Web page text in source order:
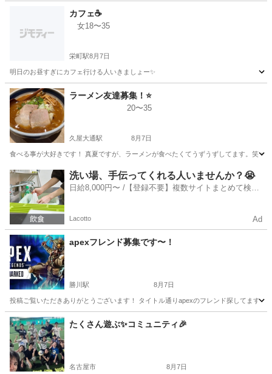
知立駅
カフェ☕️
女18〜35
栄町駅8月7日
明日のお昼すぎにカフェ行ける人いきましょー✨
愛知 名古屋市 栄町駅 その他
ラーメン友達募集！⭐️
20〜35
久屋大通駅 8月7日
食べる事が大好きです！ 真夏ですが、ラーメンが食べたくてうずうずしてます。笑
愛知 名古屋市 久屋大通駅 その他
洗い場、手伝ってくれる人いませんか？😭
日給8,000円〜 /【登録不要】複数サイトまとめて検索
Lacotto Ad
apexフレンド募集です〜！
勝川駅 8月7日
投稿ご覧いただきありがとうございます！ タイトル通りapexのフレンド探してます
愛知 春日井市 勝川駅 ゲーム/アプリ
たくさん遊ぶ✨コミュニティ🎉
名古屋市 8月7日